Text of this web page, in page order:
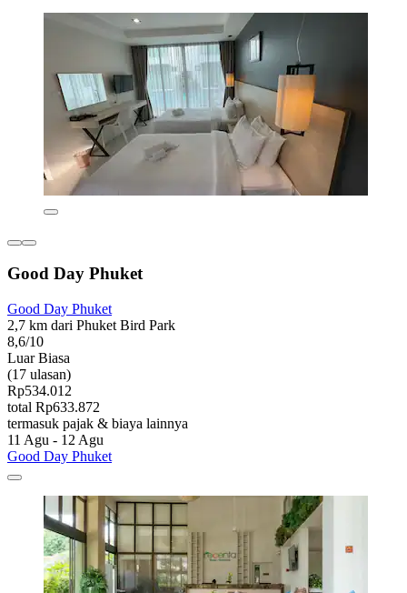
Good Day Phuket
Good Day Phuket
2,7 km dari Phuket Bird Park
8,6/10
Luar Biasa
(17 ulasan)
Rp534.012
total Rp633.872
termasuk pajak & biaya lainnya
11 Agu - 12 Agu
Good Day Phuket